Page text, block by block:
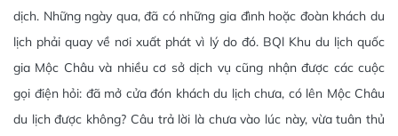
dịch. Những ngày qua, đã có những gia đình hoặc đoàn khách du
lịch phải quay về nơi xuất phát vì lý do đó. BQl Khu du lịch quốc
gia Mộc Châu và nhiều cơ sở dịch vụ cũng nhận được các cuộc
gọi điện hỏi: đã mở cửa đón khách du lịch chưa, có lên Mộc Châu
du lịch được không? Câu trả lời là chưa vào lúc này, vừa tuân thủ